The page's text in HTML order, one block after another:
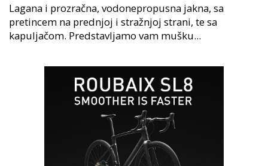
Lagana i prozračna, vodonepropusna jakna, sa
pretincem na prednjoj i stražnjoj strani, te sa
kapuljačom. Predstavljamo vam mušku...